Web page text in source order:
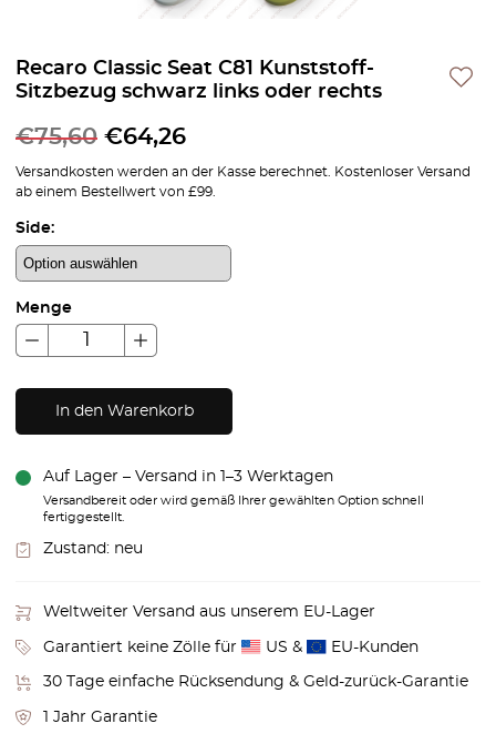
Recaro Classic Seat C81 Kunststoff-
Sitzbezug schwarz links oder rechts
€75,60 €64,26
Versandkosten werden an der Kasse berechnet. Kostenloser Versand
ab einem Bestellwert von £99.
Side:
Menge
In den Warenkorb
Auf Lager – Versand in 1–3 Werktagen
Versandbereit oder wird gemäß Ihrer gewählten Option schnell
fertiggestellt.
Zustand: neu
Weltweiter Versand aus unserem EU-Lager
Garantiert keine Zölle für US & EU-Kunden
30 Tage einfache Rücksendung & Geld-zurück-Garantie
1 Jahr Garantie